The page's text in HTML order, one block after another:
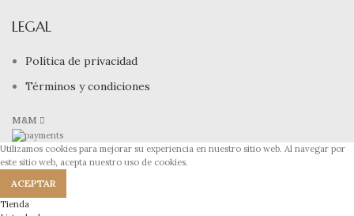
LEGAL
Política de privacidad
Términos y condiciones
M&M
Utilizamos cookies para mejorar su experiencia en nuestro sitio web. Al navegar por
este sitio web, acepta nuestro uso de cookies.
ACEPTAR
Tienda